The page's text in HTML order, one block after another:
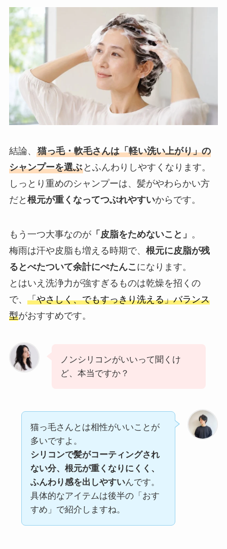
結論、 猫っ毛・軟毛さんは「軽い洗い上がり」の
シャンプーを選ぶとふんわりしやすくなります。
しっとり重めのシャンプーは、髪がやわらかい方
だと 根元が重くなってつぶれやすいからです。
もう一つ大事なのが「皮脂をためないこと」 。
梅雨は汗や皮脂も増える時期で、 根元に皮脂が残
るとべたついて余計にぺたんこになります。
とはいえ洗浄力が強すぎるものは乾燥を招くの
で、 「やさしく、でもすっきり洗える」バランス
型がおすすめです。
ノンシリコンがいいって聞くけ
ど、本当ですか？
猫っ毛さんとは相性がいいことが
多いですよ。
シリコンで髪がコーティングされ
ない分、根元が重くなりにくく、
ふんわり感を出しやすいんです。
具体的なアイテムは後半の「おす
すめ」で紹介しますね。